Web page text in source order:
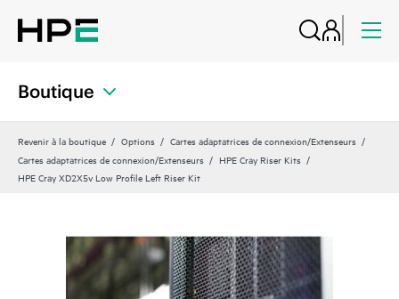
Boutique
Revenir à la boutique Options
Cartes adaptatrices de connexion/Extenseurs
Cartes adaptatrices de connexion/Extenseurs
HPE Cray Riser Kits
HPE Cray XD2X5v Low Profile Left Riser Kit